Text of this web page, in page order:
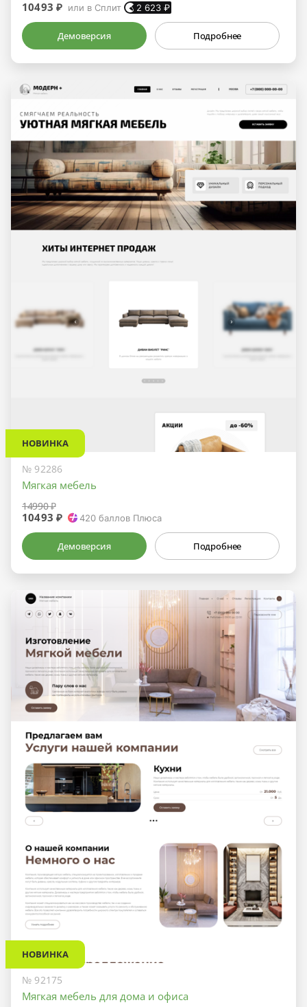
10493 ₽ или в Сплит 2 623 ₽
Демоверсия Подробнее
НОВИНКА
№ 92286
Мягкая мебель
14990 ₽
10493 ₽ 420 баллов Плюса
Демоверсия Подробнее
НОВИНКА
№ 92175
Мягкая мебель для дома и офиса